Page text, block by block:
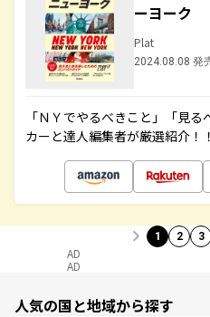
ーヨーク
Plat
2024.08.08 発
「ＮＹでやるべきこと」「見
カーと達人編集者が厳選紹介！
1 2 3
AD
AD
人気の国と地域から探す